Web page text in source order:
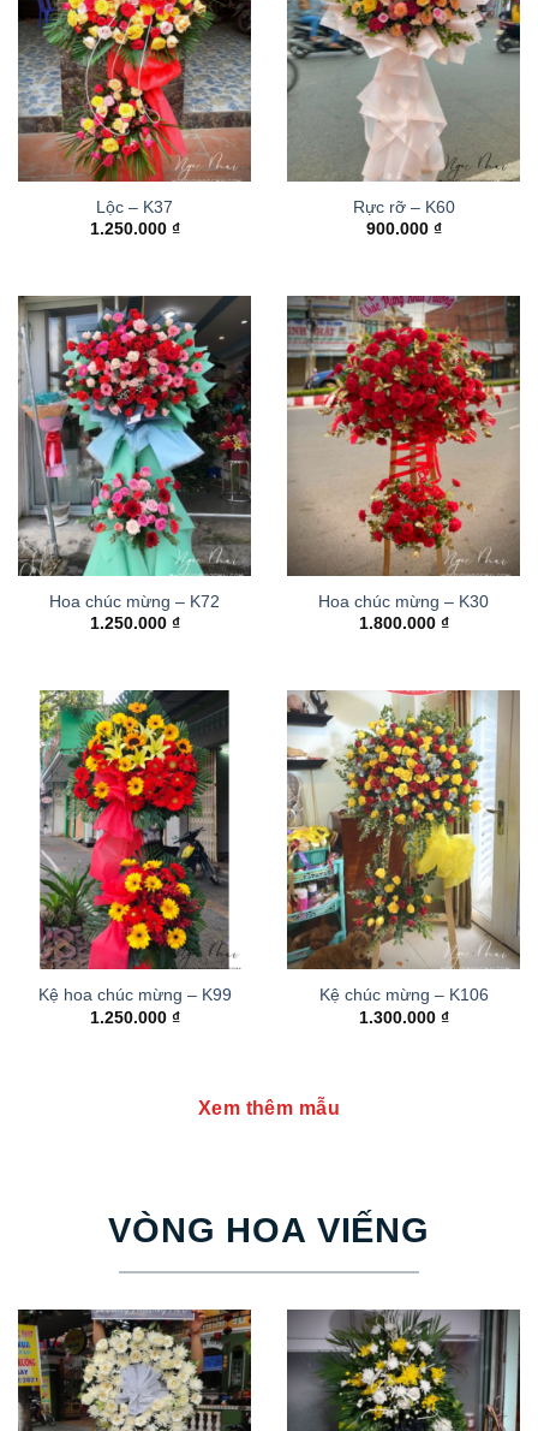
Lộc – K37
1.250.000 ₫
Rực rỡ – K60
900.000 ₫
Hoa chúc mừng – K72
1.250.000 ₫
Hoa chúc mừng – K30
1.800.000 ₫
Kệ hoa chúc mừng – K99
1.250.000 ₫
Kệ chúc mừng – K106
1.300.000 ₫
Xem thêm mẫu
VÒNG HOA VIẾNG